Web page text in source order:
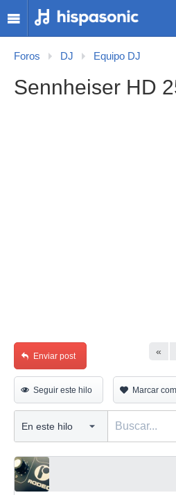
Foros DJ Equipo DJ
Sennheiser HD
«
Enviar post
Seguir este hilo Marcar